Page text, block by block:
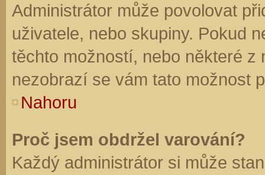
Administrátor může povolovat
uživatele, nebo skupiny. Pokud
těchto možností, nebo některé z
nezobrazí se vám tato možnost
Nahoru
Proč jsem obdržel varování?
Každý administrátor si může